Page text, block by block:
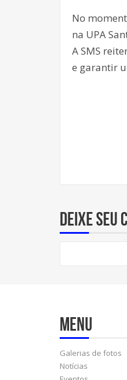
No
na UPA
A SMS
e garantir
Deixe seu
Menu
Galerias de fotos
Notícias